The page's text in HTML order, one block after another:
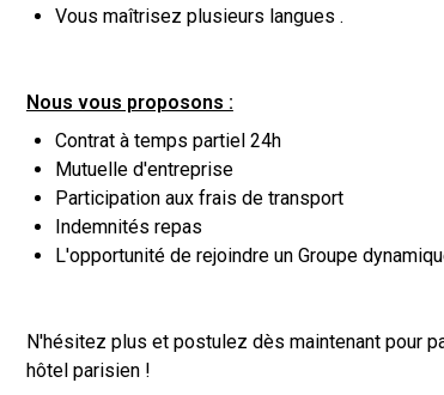
Vous maîtrisez plusieurs langues .
Nous vous proposons :
Contrat à temps partiel 24h
Mutuelle d'entreprise
Participation aux frais de transport
Indemnités repas
L'opportunité de rejoindre un Groupe
N'hésitez plus et postulez dès maintenant pour
hôtel parisien !